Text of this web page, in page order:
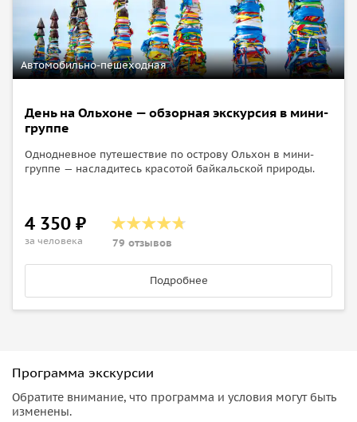
Автомобильно-пешеходная
День на Ольхоне — обзорная экскурсия в мини-
группе
Однодневное путешествие по острову Ольхон в мини-
группе — насладитесь красотой байкальской природы.
4 350 ₽
за человека 79 отзывов
Подробнее
Программа экскурсии
Обратите внимание, что программа и условия могут быть
изменены.